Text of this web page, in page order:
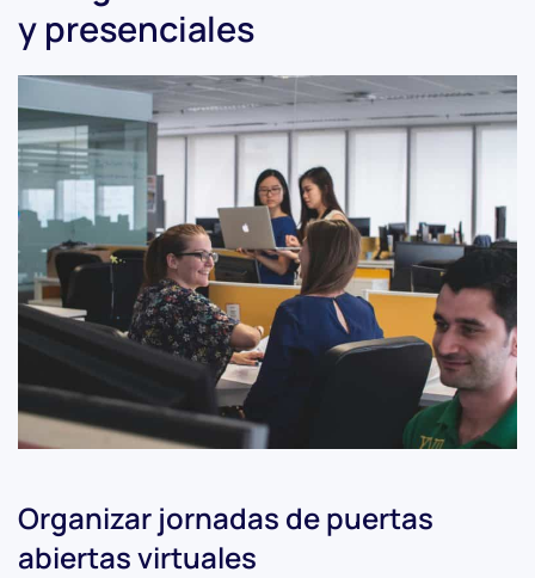
y presenciales
Organizar jornadas de puertas
abiertas virtuales